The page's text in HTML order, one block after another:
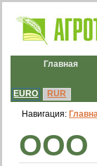
Главная
EURO RUR
Навигация:
ООО